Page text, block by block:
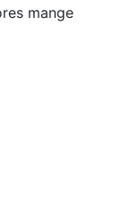
mange